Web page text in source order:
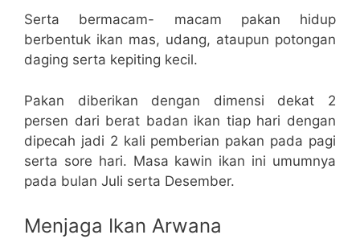
Serta bermacam- macam pakan hidup
berbentuk ikan mas, udang, ataupun potongan
daging serta kepiting kecil.
Pakan diberikan dengan dimensi dekat 2
persen dari berat badan ikan tiap hari dengan
dipecah jadi 2 kali pemberian pakan pada pagi
serta sore hari. Masa kawin ikan ini umumnya
pada bulan Juli serta Desember.
Menjaga Ikan Arwana